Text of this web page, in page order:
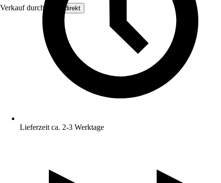
Verkauf durch: Floordirekt
Lieferzeit ca. 2-3 Werktage